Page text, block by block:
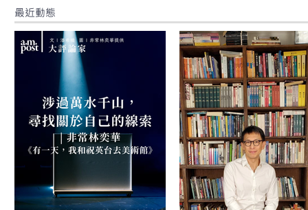
最近動態